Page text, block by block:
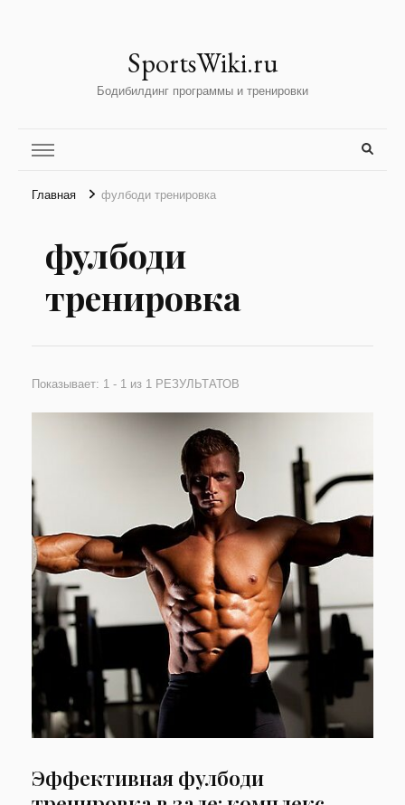
SportsWiki.ru
Бодибилдинг программы и тренировки
Главная фулбоди тренировка
фулбоди
тренировка
Показывает: 1 - 1 из 1 РЕЗУЛЬТАТОВ
Эффективная фулбоди